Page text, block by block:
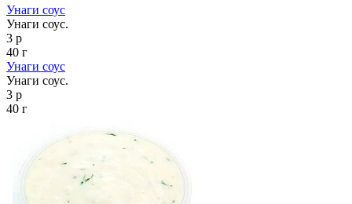
Унаги соус
Унаги соус.
3 р
40 г
Унаги соус
Унаги соус.
3 р
40 г